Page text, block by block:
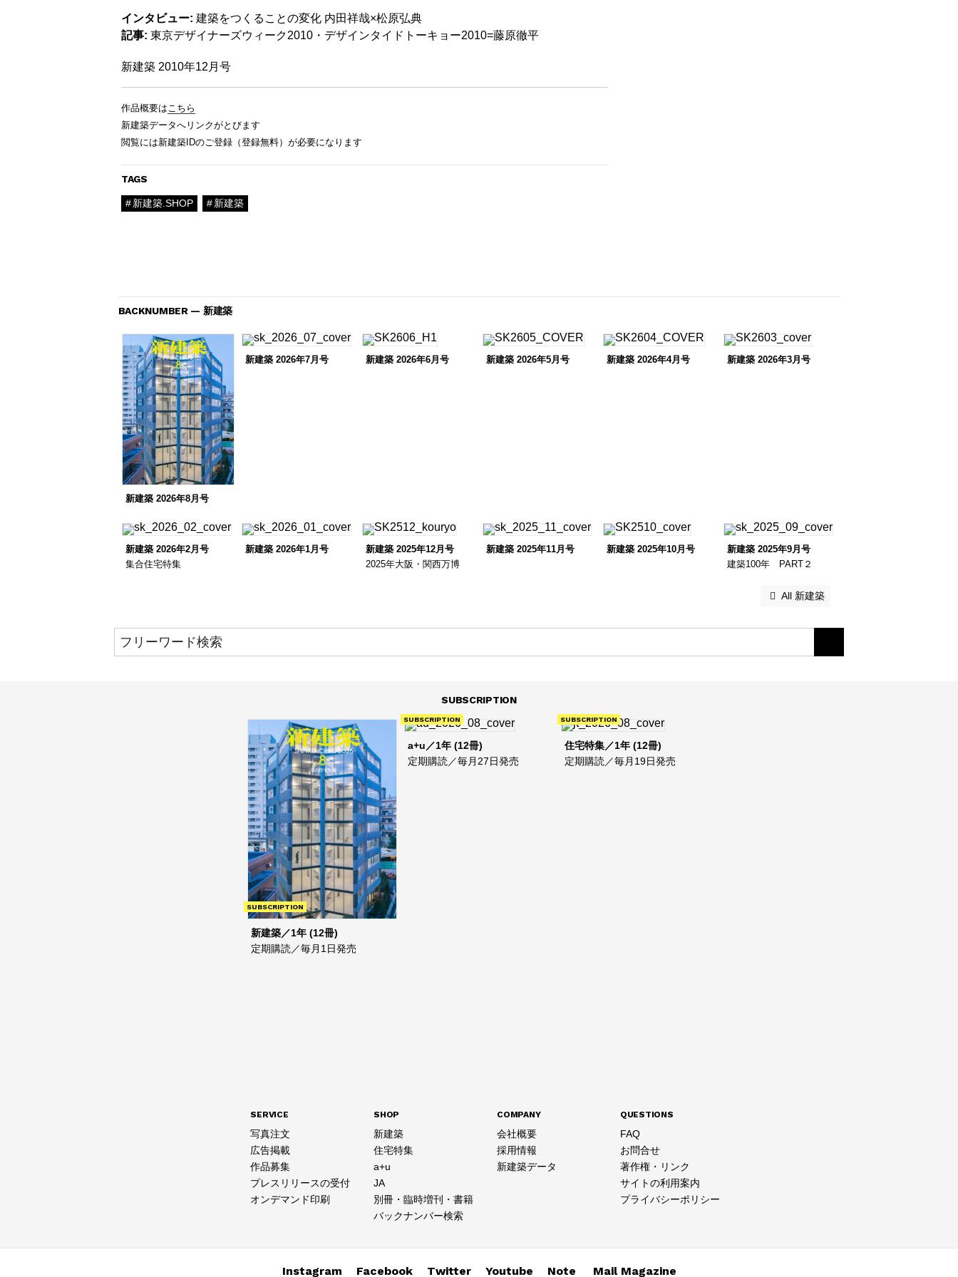
インタビュー: 建築をつくることの変化 内田祥哉×松原弘典
記事: 東京デザイナーズウィーク2010・デザインタイドトーキョー2010=藤原徹平
新建築 2010年12月号
作品概要は こちら
新建築データへリンクがとびます
閲覧には新建築IDのご登録（登録無料）が必要になります
TAGS
新建築.SHOP 新建築
BACKNUMBER — 新建築
新建築 2026年8月号
新建築 2026年7月号 新建築 2026年6月号 新建築 2026年5月号 新建築 2026年4月号 新建築 2026年3月号
新建築 2026年2月号
集合住宅特集
新建築 2026年1月号
新建築 2025年12月号
2025年大阪・関西万博
新建築 2025年11月号 新建築 2025年10月号
新建築 2025年9月号
建築100年 PART２
All 新建築
SUBSCRIPTION
SUBSCRIPTION
新建築／1年 (12冊)
定期購読／毎月1日発売
SUBSCRIPTION
a+u／1年 (12冊)
定期購読／毎月27日発売
SUBSCRIPTION
住宅特集／1年 (12冊)
定期購読／毎月19日発売
SERVICE
写真注文
広告掲載
作品募集
プレスリリースの受付
オンデマンド印刷
SHOP
新建築
住宅特集
a+u
JA
別冊・臨時増刊・書籍
バックナンバー検索
COMPANY
会社概要
採用情報
新建築データ
QUESTIONS
FAQ
お問合せ
著作権・リンク
サイトの利用案内
プライバシーポリシー
Instagram Facebook Twitter Youtube Note Mail Magazine